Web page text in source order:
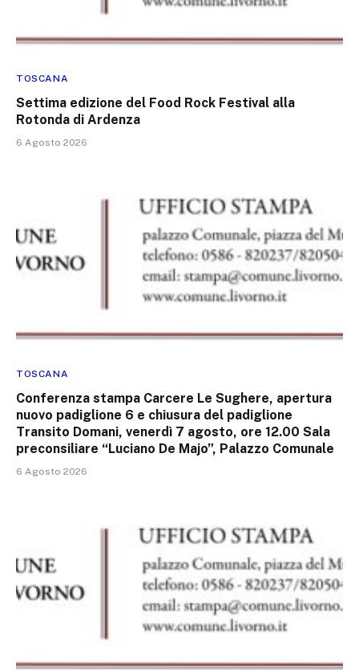
TOSCANA
Settima edizione del Food Rock Festival alla
Rotonda di Ardenza
6 Agosto 2026
TOSCANA
Conferenza stampa Carcere Le Sughere, apertura
nuovo padiglione 6 e chiusura del padiglione
Transito Domani, venerdì 7 agosto, ore 12.00 Sala
preconsiliare “Luciano De Majo”, Palazzo Comunale
6 Agosto 2026